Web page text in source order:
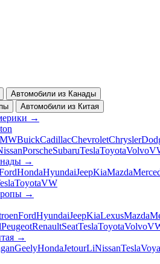
Автомобили из Канады
Автомобили из Китая
→
BuickCadillacChevroletChrysler
PorscheSubaruTeslaToyotaVolvo
→
HondaHyundaiJeepKiaMazda
ToyotaVW
→
FordHyundaiJeepKiaLexusMazda
PeugeotRenaultSeatTeslaToyotaVolvo
→
GeelyHondaJetourLiNissanTesla